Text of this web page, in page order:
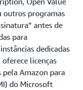
outros programas
antes de
para
dedicadas
licenças
Amazon para
do Microsoft